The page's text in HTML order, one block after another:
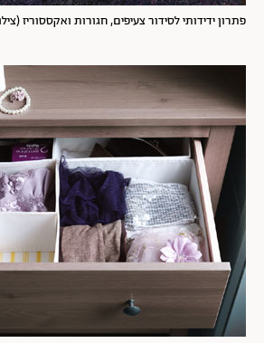
פתרון ידידותי לסידור צעיפים, חגורות ואקססוריז